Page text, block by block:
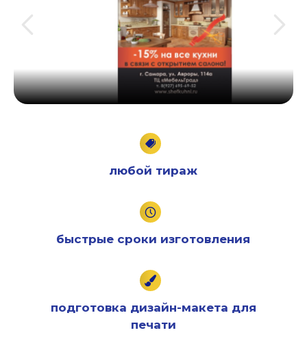
любой тираж
быстрые сроки изготовления
подготовка дизайн-макета для
печати